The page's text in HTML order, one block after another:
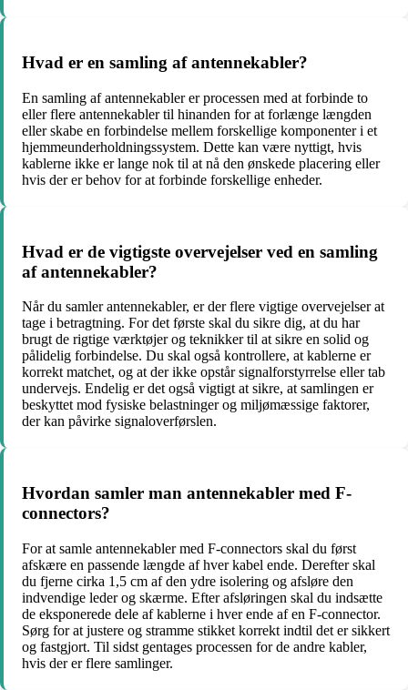
Hvad er en samling af antennekabler?
En samling af antennekabler er processen med at forbinde to
eller flere antennekabler til hinanden for at forlænge længden
eller skabe en forbindelse mellem forskellige komponenter i et
hjemmeunderholdningssystem. Dette kan være nyttigt, hvis
kablerne ikke er lange nok til at nå den ønskede placering eller
hvis der er behov for at forbinde forskellige enheder.
Hvad er de vigtigste overvejelser ved en samling
af antennekabler?
Når du samler antennekabler, er der flere vigtige overvejelser at
tage i betragtning. For det første skal du sikre dig, at du har
brugt de rigtige værktøjer og teknikker til at sikre en solid og
pålidelig forbindelse. Du skal også kontrollere, at kablerne er
korrekt matchet, og at der ikke opstår signalforstyrrelse eller tab
undervejs. Endelig er det også vigtigt at sikre, at samlingen er
beskyttet mod fysiske belastninger og miljømæssige faktorer,
der kan påvirke signaloverførslen.
Hvordan samler man antennekabler med F-
connectors?
For at samle antennekabler med F-connectors skal du først
afskære en passende længde af hver kabel ende. Derefter skal
du fjerne cirka 1,5 cm af den ydre isolering og afsløre den
indvendige leder og skærme. Efter afsløringen skal du indsætte
de eksponerede dele af kablerne i hver ende af en F-connector.
Sørg for at justere og stramme stikket korrekt indtil det er sikkert
og fastgjort. Til sidst gentages processen for de andre kabler,
hvis der er flere samlinger.